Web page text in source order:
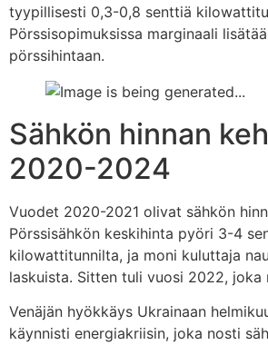
tyypillisesti 0,3-0,8 senttiä
Pörssisopimuksissa marginaali
pörssihintaan.
Sähkön hinnan
2020-2024
Vuodet 2020-2021 olivat sähkön
Pörssisähkön keskihinta pyöri 3-4
kilowattitunnilta, ja moni kuluttaja
laskuista. Sitten tuli vuosi 2022, joka
Venäjän hyökkäys Ukrainaan
käynnisti energiakriisin, joka nosti